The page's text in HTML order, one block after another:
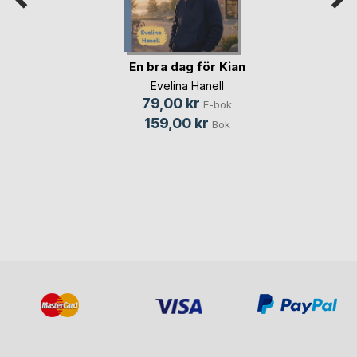
En bra dag för Kian
Evelina Hanell
79,00 kr E-bok
159,00 kr Bok